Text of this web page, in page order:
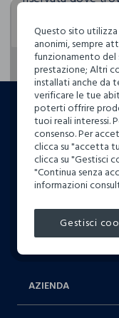
footer.ariatitle
Un
-
Iscriviti ora alla
AZIENDA
Questo sito
anonimi, sempre
funzionamento del
prestazione; Altri
installati anche da
verificare le tue
poterti offrire
tuoi reali interessi.
consenso. Per
clicca su "accetta
clicca su "Gestisci
"Continua senza
informazioni
Gestisci